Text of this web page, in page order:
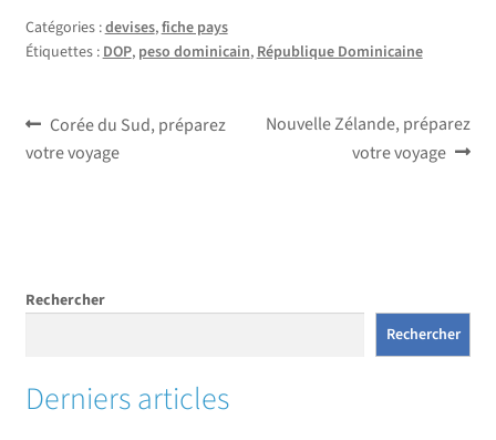
Catégories :devises,fiche pays
Étiquettes : DOP, peso dominicain, République Dominicaine
Navigation
de
Article
précédent :
Corée du Sud, préparez
votre voyage
Article
Nouvelle Zélande, préparez
votre voyage
Rechercher
Rechercher
Derniers articles